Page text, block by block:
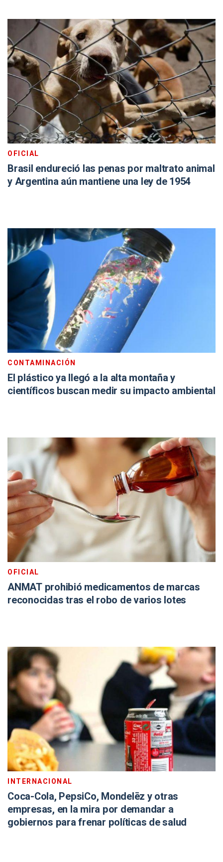
OFICIAL
Brasil endureció las penas por maltrato animal
y Argentina aún mantiene una ley de 1954
CONTAMINACIÓN
El plástico ya llegó a la alta montaña y
científicos buscan medir su impacto ambiental
OFICIAL
ANMAT prohibió medicamentos de marcas
reconocidas tras el robo de varios lotes
INTERNACIONAL
Coca-Cola, PepsiCo, Mondelēz y otras
empresas, en la mira por demandar a
gobiernos para frenar políticas de salud